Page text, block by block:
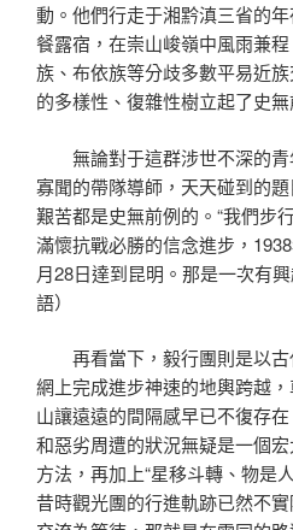
動。他們行走于湘黔滇三省的
餐露宿，在崇山峻嶺中風雨兼
族、布依族等分歧多數平易近
的多樣性、復雜性樹立起了史
無論對于這群涉世不深的
寡聞的帶隊導師，天天碰到的
艱苦都是史無前例的。“我們步
滿懷抗戰必勝的信念進步，
月28日達到昆明。那是一次有
語）
再看當下，毅行團則是以
網上完成進步神速的地輿跨越
山讓遠遠的間隔感早已不復存
和惡劣周遭的狀況無疑是一個
方法，再加上“星移斗轉、物是
昔時觀光團的行進軌跡已然不